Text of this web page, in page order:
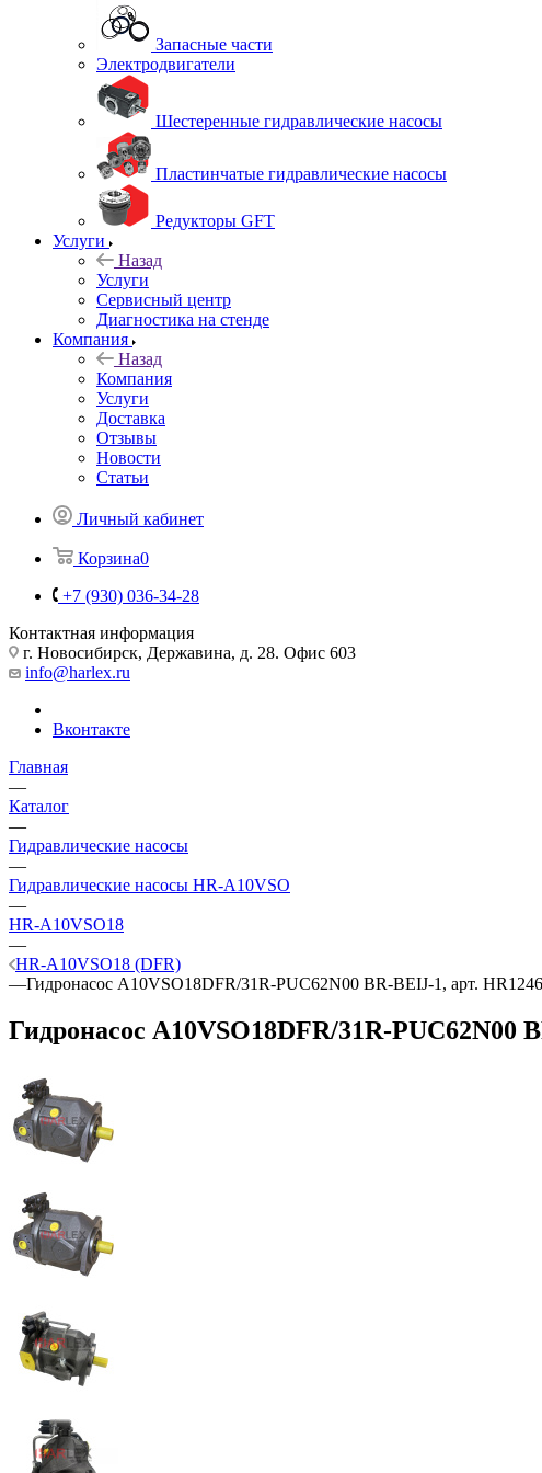
Запасные части
Электродвигатели
Шестеренные гидравлические насосы
Пластинчатые гидравлические насосы
Редукторы GFT
Услуги
Назад
Услуги
Сервисный центр
Диагностика на стенде
Компания
Назад
Компания
Услуги
Доставка
Отзывы
Новости
Статьи
Личный кабинет
Корзина0
+7 (930) 036-34-28
Контактная информация
г. Новосибирск, Державина, д. 28. Офис 603
info@harlex.ru
Вконтакте
Главная
—
Каталог
—
Гидравлические насосы
—
Гидравлические насосы HR-A10VSO
—
HR-A10VSO18
—
HR-A10VSO18 (DFR)
—Гидронасос A10VSO18DFR/31R-PUC62N00 BR-BEIJ-1, арт.
Гидронасос A10VSO18DFR/31R-PUC62N00